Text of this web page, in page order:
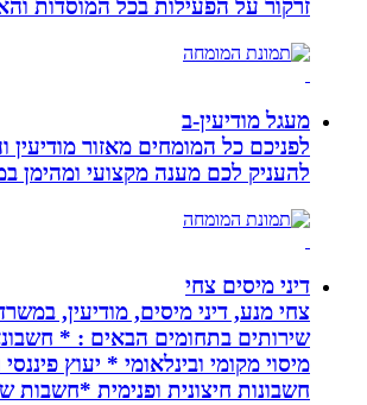
זרקור על הפעילות בכל המוסדות
מעגל מודיעין-ב
לפניכם כל המומחים מאזור מודיעין
להעניק לכם מענה מקצועי ומהימן במגוון
דיני מיסים צחי
צחי מנע, דיני מיסים, מודיעין, במשרדנו
שירותים בתחומים הבאים : * חשבונאות
מיסוי מקומי ובינלאומי * יעוץ פיננסי
חשבונות חיצונית ופנימית *חשבות שכר *